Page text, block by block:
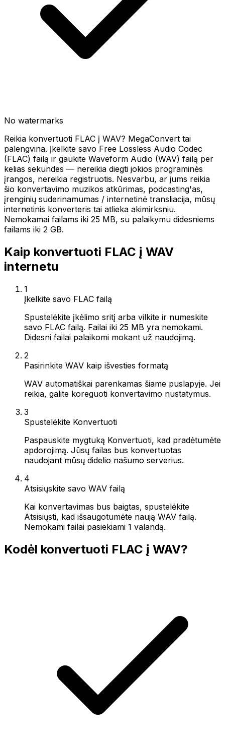
No watermarks
Reikia konvertuoti FLAC į WAV? MegaConvert tai
palengvina. Įkelkite savo Free Lossless Audio Codec
(FLAC) failą ir gaukite Waveform Audio (WAV) failą per
kelias sekundes — nereikia diegti jokios programinės
įrangos, nereikia registruotis. Nesvarbu, ar jums reikia
šio konvertavimo muzikos atkūrimas, podcasting'as,
įrenginių suderinamumas / internetinė transliacija, mūsų
internetinis konverteris tai atlieka akimirksniu.
Nemokamai failams iki 25 MB, su palaikymu didesniems
failams iki 2 GB.
Kaip konvertuoti FLAC į WAV
internetu
1
Įkelkite savo FLAC failą
Spustelėkite įkėlimo sritį arba vilkite ir numeskite
savo FLAC failą. Failai iki 25 MB yra nemokami.
Didesni failai palaikomi mokant už naudojimą.
2
Pasirinkite WAV kaip išvesties formatą
WAV automatiškai parenkamas šiame puslapyje. Jei
reikia, galite koreguoti konvertavimo nustatymus.
3
Spustelėkite Konvertuoti
Paspauskite mygtuką Konvertuoti, kad pradėtumėte
apdorojimą. Jūsų failas bus konvertuotas
naudojant mūsų didelio našumo serverius.
4
Atsisiųskite savo WAV failą
Kai konvertavimas bus baigtas, spustelėkite
Atsisiųsti, kad išsaugotumėte naują WAV failą.
Nemokami failai pasiekiami 1 valandą.
Kodėl konvertuoti FLAC į WAV?